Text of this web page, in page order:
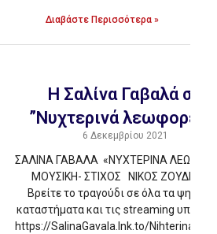
Διαβάστε Περισσότερα »
H Σαλίνα Γαβαλά σε
”Νυχτερινά
6 Δεκεμβρίου 2021
ΣΑΛΙΝΑ ΓΑΒΑΛΑ «ΝΥΧΤΕΡΙΝΑ
ΜΟΥΣΙΚΗ- ΣΤΙΧΟΣ ΝΙΚΟΣ
Βρείτε το τραγούδι σε όλα τα
καταστήματα και τις streaming
https://SalinaGavala.lnk.to/